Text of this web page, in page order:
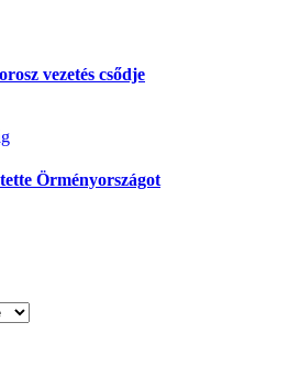
vezetés csődje
Örményországot